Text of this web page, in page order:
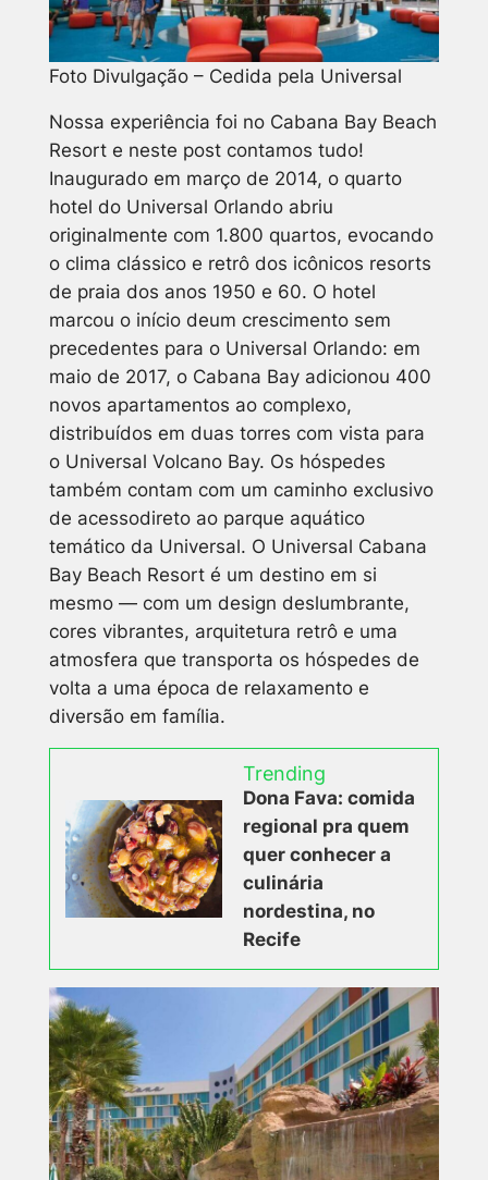
Foto Divulgação – Cedida pela Universal
Nossa experiência foi no Cabana Bay Beach
Resort e neste post contamos tudo!
Inaugurado em março de 2014, o quarto
hotel do Universal Orlando abriu
originalmente com 1.800 quartos, evocando
o clima clássico e retrô dos icônicos resorts
de praia dos anos 1950 e 60. O hotel
marcou o início deum crescimento sem
precedentes para o Universal Orlando: em
maio de 2017, o Cabana Bay adicionou 400
novos apartamentos ao complexo,
distribuídos em duas torres com vista para
o Universal Volcano Bay. Os hóspedes
também contam com um caminho exclusivo
de acessodireto ao parque aquático
temático da Universal. O Universal Cabana
Bay Beach Resort é um destino em si
mesmo — com um design deslumbrante,
cores vibrantes, arquitetura retrô e uma
atmosfera que transporta os hóspedes de
volta a uma época de relaxamento e
diversão em família.
Trending
Dona Fava: comida
regional pra quem
quer conhecer a
culinária
nordestina, no
Recife